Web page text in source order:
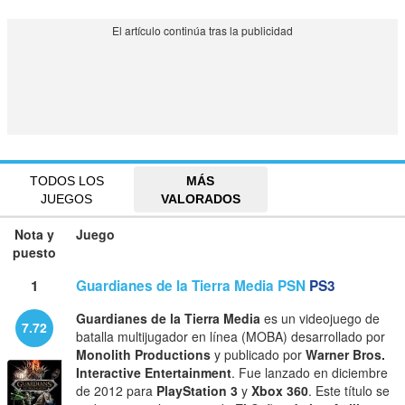
TODOS LOS
JUEGOS
MÁS
VALORADOS
Nota y
puesto
Juego
1 Guardianes de la Tierra Media PSN PS3
7.72 Guardianes de la Tierra Media es un videojuego de
batalla multijugador en línea (MOBA) desarrollado por
Monolith Productions y publicado por Warner Bros.
Interactive Entertainment. Fue lanzado en diciembre
de 2012 para PlayStation 3 y Xbox 360. Este título se